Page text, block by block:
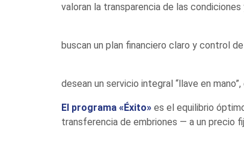
valoran la transparencia de las
buscan un plan financiero claro y control
desean un servicio integral “llave en
El programa «Éxito» es el equilibrio
transferencia de embriones — a un precio